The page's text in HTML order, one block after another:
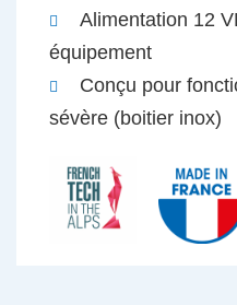
Alimentation 12
équipement
Conçu pour
sévère (boitier inox)